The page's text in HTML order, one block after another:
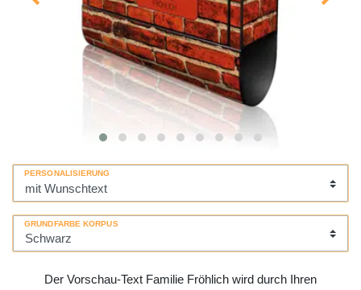
PERSONALISIERUNG
GRUNDFARBE KORPUS
Der Vorschau-Text Familie Fröhlich wird durch Ihren